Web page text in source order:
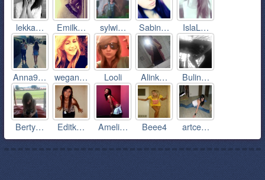
lekka… Emilk… sylwi… Sabin… IslaL…
Anna9… wegan… Looli Alink… Bulin…
Berty… Editk… Ameli… Beee4 artce…